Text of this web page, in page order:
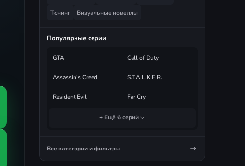
Тюнинг
Визуальные новеллы
Популярные серии
GTA Call of Duty
Assassin's Creed S.T.A.L.K.E.R.
Resident Evil Far Cry
+ Ещё 6 серий
Все категории и фильтры